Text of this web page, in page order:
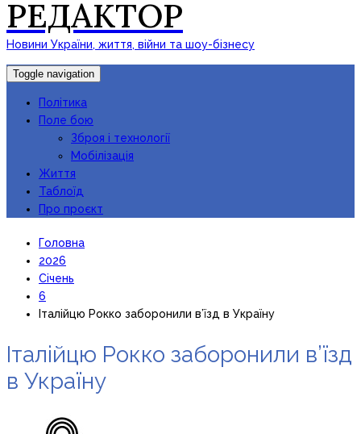
РЕДАКТОР
Новини України, життя, війни та шоу-бізнесу
Toggle navigation
Політика
Поле бою
Зброя і технології
Мобілізація
Життя
Таблоїд
Про проєкт
Головна
2026
Січень
6
Італійцю Рокко заборонили в’їзд в Україну
Італійцю Рокко заборонили в’їзд
в Україну